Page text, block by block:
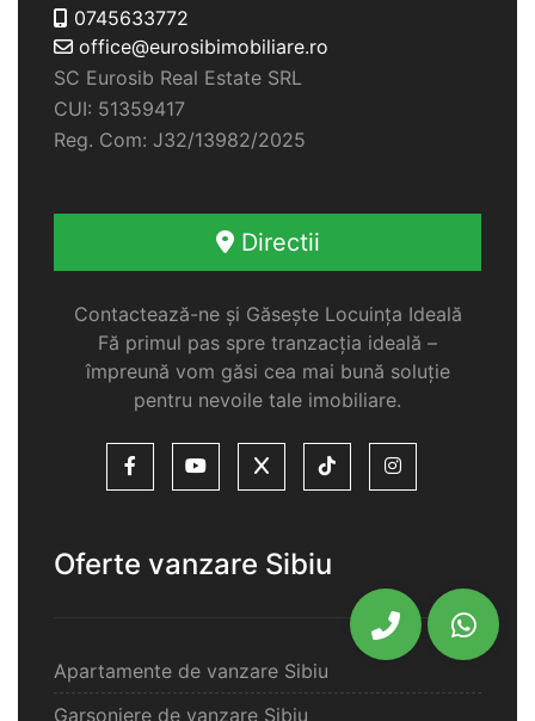
0745633772
office@eurosibimobiliare.ro
SC Eurosib Real Estate SRL
CUI: 51359417
Reg. Com: J32/13982/2025
Directii
Contactează-ne și Găsește Locuința Ideală
Fă primul pas spre tranzacția ideală –
împreună vom găsi cea mai bună soluție
pentru nevoile tale imobiliare.
Oferte vanzare Sibiu
Apartamente de vanzare Sibiu
Garsoniere de vanzare Sibiu